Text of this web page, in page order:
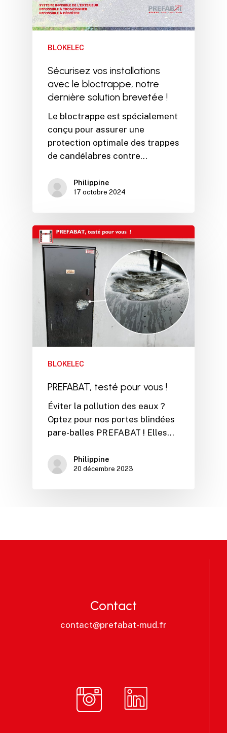
BLOKELEC
Sécurisez vos installations
avec le bloctrappe, notre
dernière solution brevetée !
Le bloctrappe est spécialement
conçu pour assurer une
protection optimale des trappes
de candélabres contre…
Philippine
17 octobre 2024
BLOKELEC
PREFABAT, testé pour vous !
Éviter la pollution des eaux ?
Optez pour nos portes blindées
pare-balles PREFABAT ! Elles…
Philippine
20 décembre 2023
Contact
contact@prefabat-mud.fr